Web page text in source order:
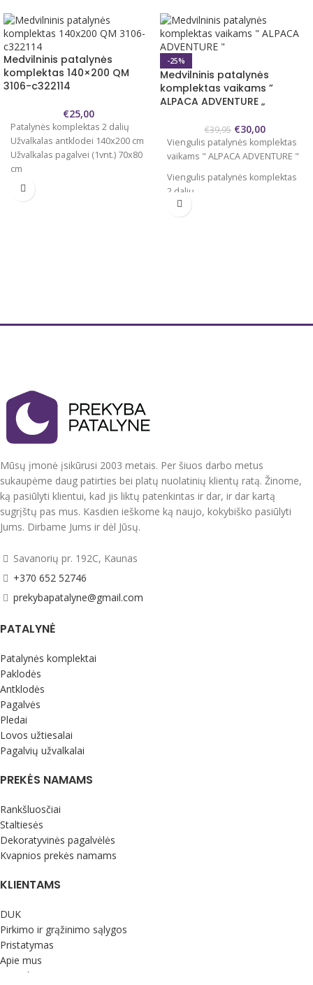
Medvilninis patalynės
komplektas 140×200 QM
3106-c322114
€25,00
Patalynės komplektas 2 dalių
Užvalkalas antklodei 140x200 cm
Užvalkalas pagalvei (1vnt.) 70x80
cm
Audinys minkštas, švelnus ir
tvirtas.
pavaizduota nuotraukoje.
-25%
Medvilninis patalynės
komplektas vaikams ”
ALPACA ADVENTURE „
€39,95 €30,00
Viengulis patalynės komplektas
vaikams " ALPACA ADVENTURE "
Viengulis patalynės komplektas
2 dalių
Užvalkalas antklodei
Pagaminta ES.
Mūsų įmonė įsikūrusi 2003 metais. Per šiuos darbo metus
sukaupėme daug patirties bei platų nuolatinių klientų ratą. Žinome,
ką pasiūlyti klientui, kad jis liktų patenkintas ir dar, ir dar kartą
sugrįštų pas mus. Kasdien ieškome ką naujo, kokybiško pasiūlyti
Jums. Dirbame Jums ir dėl Jūsų.
Savanorių pr. 192C, Kaunas
+370 652 52746
prekybapatalyne@gmail.com
PATALYNĖ
Patalynės komplektai
Paklodės
Antklodės
Pagalvės
Pledai
Lovos užtiesalai
Pagalvių užvalkalai
PREKĖS NAMAMS
Rankšluosčiai
Staltiesės
Dekoratyvinės pagalvėlės
Kvapnios prekės namams
KLIENTAMS
DUK
Pirkimo ir grąžinimo sąlygos
Pristatymas
Apie mus
Kontaktai